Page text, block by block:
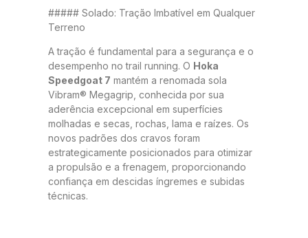
##### Solado: Tração Imbatível em Qualquer
Terreno
A tração é fundamental para a segurança e o
desempenho no trail running. O Hoka
Speedgoat 7 mantém a renomada sola
Vibram® Megagrip, conhecida por sua
aderência excepcional em superfícies
molhadas e secas, rochas, lama e raízes. Os
novos padrões dos cravos foram
estrategicamente posicionados para otimizar
a propulsão e a frenagem, proporcionando
confiança em descidas íngremes e subidas
técnicas.